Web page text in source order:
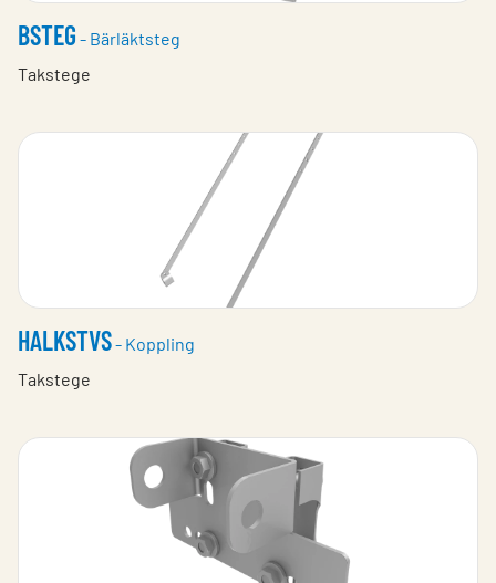
BSTEG - Bärläktsteg
Takstege
HALKSTVS- Koppling
Takstege